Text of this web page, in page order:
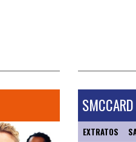
EXTRATOS